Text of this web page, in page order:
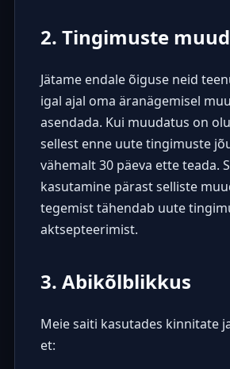
2. Tingimuste
Jätame endale õiguse neid
igal ajal oma äranägemisel
asendada. Kui muudatus on
sellest enne uute tingimuste
vähemalt 30 päeva ette teada.
kasutamine pärast selliste
tegemist tähendab uute
aktsepteerimist.
3. Abikõlblikkus
Meie saiti kasutades kinnitate
et: